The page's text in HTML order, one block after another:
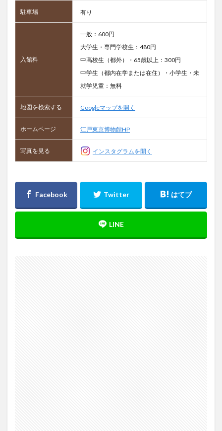
駐車場 有り
入館料
一般：600円
大学生・専門学校生：480円
中高校生（都外）・65歳以上：300円
中学生（都内在学または在住）・小学生・未
就学児童：無料
地図を検索する Googleマップを開く
ホームページ 江戸東京博物館HP
写真を見る インスタグラムを開く